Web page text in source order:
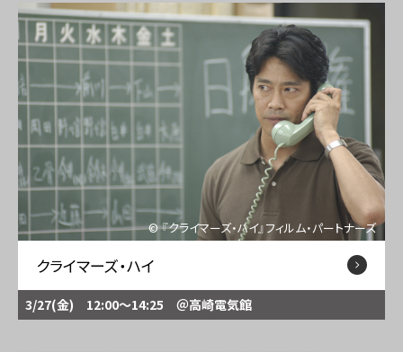
© 『クライマーズ・ハイ』フィルム・パートナーズ
クライマーズ・ハイ
3/27(金) 12:00〜14:25 ＠高崎電気館